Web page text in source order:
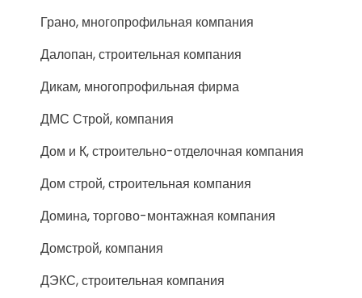
Грано, многопрофильная компания
Далопан, строительная компания
Дикам, многопрофильная фирма
ДМС Строй, компания
Дом и К, строительно-отделочная компания
Дом строй, строительная компания
Домина, торгово-монтажная компания
Домстрой, компания
ДЭКС, строительная компания